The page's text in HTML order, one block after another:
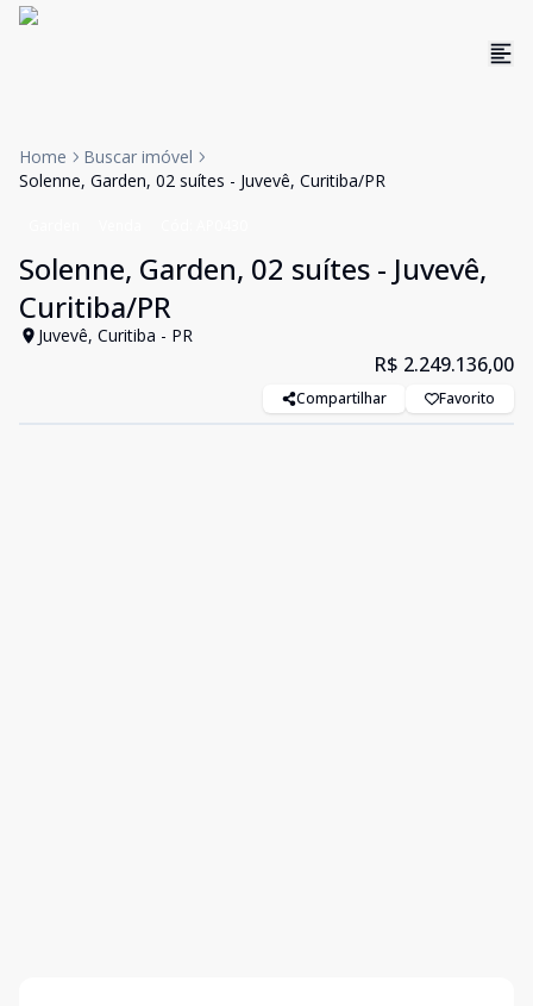
Home
Buscar imóvel
Solenne, Garden, 02 suítes - Juvevê, Curitiba/PR
Solenne, Garden, 02 suítes - Juvevê,
Curitiba/PR
Juvevê, Curitiba - PR
R$ 2.249.136,00
Compartilhar Favorito